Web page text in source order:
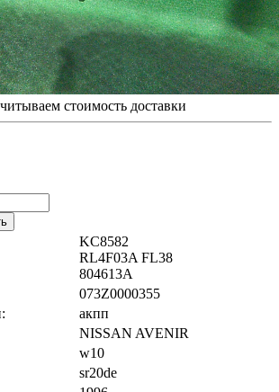
стоимость доставки
KC8582
RL4F03A FL38
804613A
073Z0000355
акпп
NISSAN AVENIR
w10
sr20de